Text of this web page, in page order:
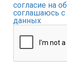
согласие на
соглашаюсь с
данных